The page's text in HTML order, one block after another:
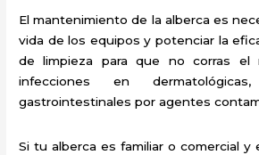
El mantenimiento de la alberca es
vida de los equipos y potenciar la
de limpieza para que no corras el
infecciones en
gastrointestinales por agentes
Si tu alberca es familiar o comercial y